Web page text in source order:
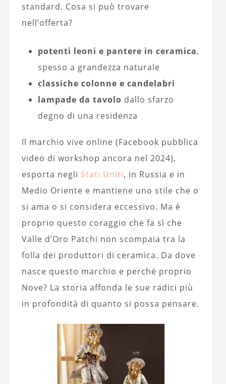
standard. Cosa si può trovare
nell’offerta?
potenti leoni e pantere in ceramica,
spesso a grandezza naturale
classiche colonne e candelabri
lampade da tavolo dallo sfarzo
degno di una residenza
Il marchio vive online (Facebook pubblica
video di workshop ancora nel 2024),
esporta negli Stati Uniti, in Russia e in
Medio Oriente e mantiene uno stile che o
si ama o si considera eccessivo. Ma è
proprio questo coraggio che fa sì che
Valle d’Oro Patchi non scompaia tra la
folla dei produttori di ceramica. Da dove
nasce questo marchio e perché proprio
Nove? La storia affonda le sue radici più
in profondità di quanto si possa pensare.